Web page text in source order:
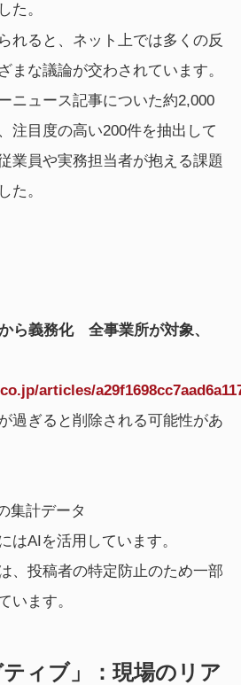
た。
れると、ネット上では多くの反
まな議論が交わされています。
ニュース記事についた約2,000
注目度の高い200件を抽出して
業員や実務担当者が抱える課題
た。
ら義務化 全事業所が対象、
articles/
過ぎると削除される可能性があ
集計データ
はAIを活用しています。
、投稿者の特定防止のため一部
います。
ィブ」：現場のリア